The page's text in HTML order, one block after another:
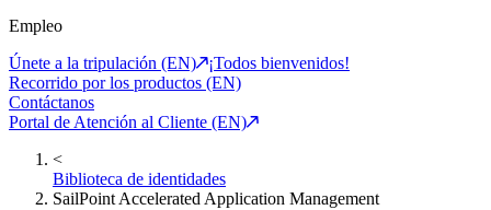
Empleo
Únete a la tripulación (EN)
¡Todos bienvenidos!
Recorrido por los productos (EN)
Contáctanos
Portal de Atención al Cliente (EN)
<
Biblioteca de identidades
SailPoint Accelerated Application Management